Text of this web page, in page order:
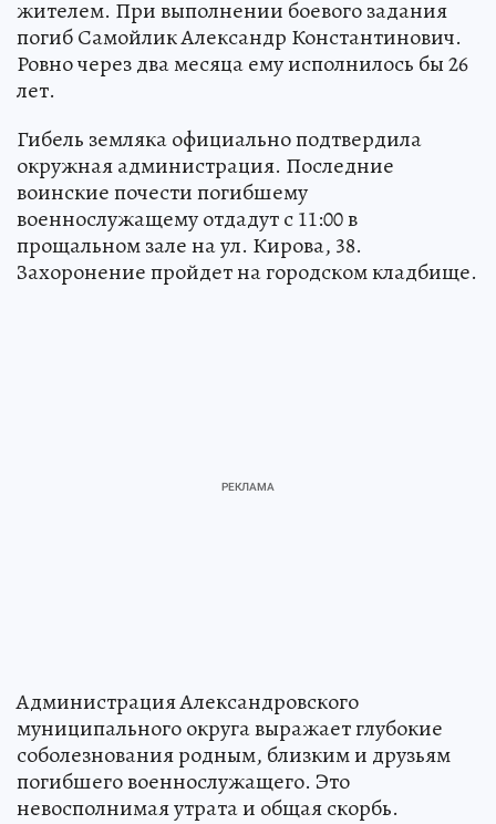
жителем. При выполнении боевого задания
погиб Самойлик Александр Константинович.
Ровно через два месяца ему исполнилось бы 26
лет.
Гибель земляка официально подтвердила
окружная администрация. Последние
воинские почести погибшему
военнослужащему отдадут с 11:00 в
прощальном зале на ул. Кирова, 38.
Захоронение пройдет на городском кладбище.
Администрация Александровского
муниципального округа выражает глубокие
соболезнования родным, близким и друзьям
погибшего военнослужащего. Это
невосполнимая утрата и общая скорбь.